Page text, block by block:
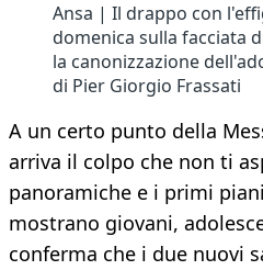
Ansa | Il drappo con
domenica sulla facciata
la canonizzazione
di Pier Giorgio Frassati
A un certo punto della
arriva il colpo che non ti
panoramiche e i primi
mostrano giovani,
conferma che i due nuovi